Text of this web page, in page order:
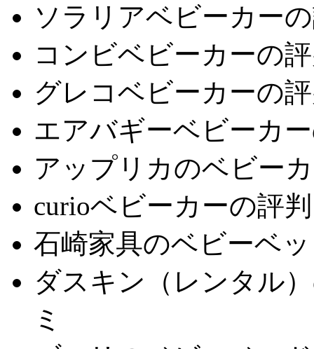
ソラリアベビーカー
コンビベビーカーの
グレコベビーカーの
エアバギーベビーカ
アップリカのベビー
curioベビーカーの評
石崎家具のベビーベ
ダスキン（レンタル
ミ